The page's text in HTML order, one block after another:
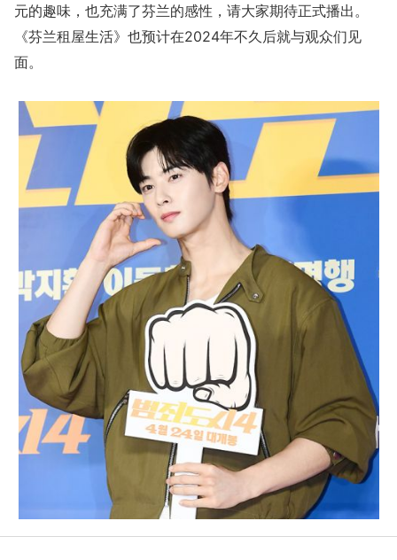
元的趣味，也充满了芬兰的感性，请大家期待正式播出。
《芬兰租屋生活》也预计在2024年不久后就与观众们见
面。